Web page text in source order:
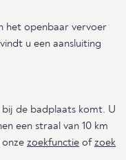
het openbaar vervoer
u een aansluiting
de badplaats komt. U
een straal van 10 km
zoekfunctie ofzoek